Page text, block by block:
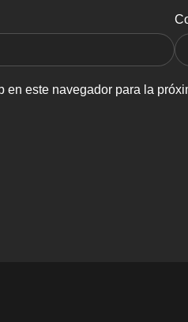
este navegador para la